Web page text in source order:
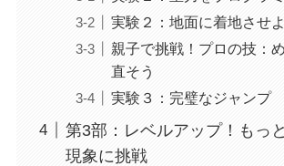
実験２：地面に着地させ
親子で挑戦！プロの技：
直そう
実験３：完璧なジャンプ
第3部：レベルアップ！もっ
現象に挑戦